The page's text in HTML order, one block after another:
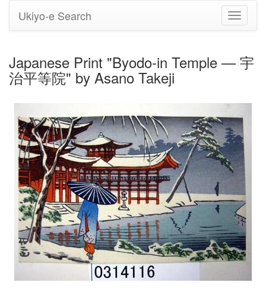
Toggle
Ukiyo-e Search
Japanese Print "Byodo-in Temple — 宇
治平等院" by Asano Takeji